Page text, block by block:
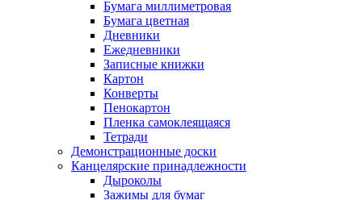
Бумага миллиметровая
Бумага цветная
Дневники
Ежедневники
Записные книжки
Картон
Конверты
Пенокартон
Пленка самоклеящаяся
Тетради
Демонстрационные доски
Канцелярские принадлежности
Дыроколы
Зажимы для бумаг